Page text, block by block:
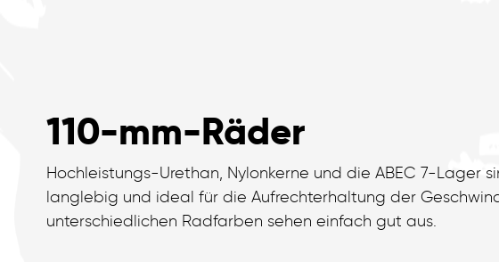
110-mm-Räder
Hochleistungs-Urethan, Nylonkerne und die ABEC 7-Lager
langlebig und ideal für die Aufrechterhaltung der
unterschiedlichen Radfarben sehen einfach gut aus.